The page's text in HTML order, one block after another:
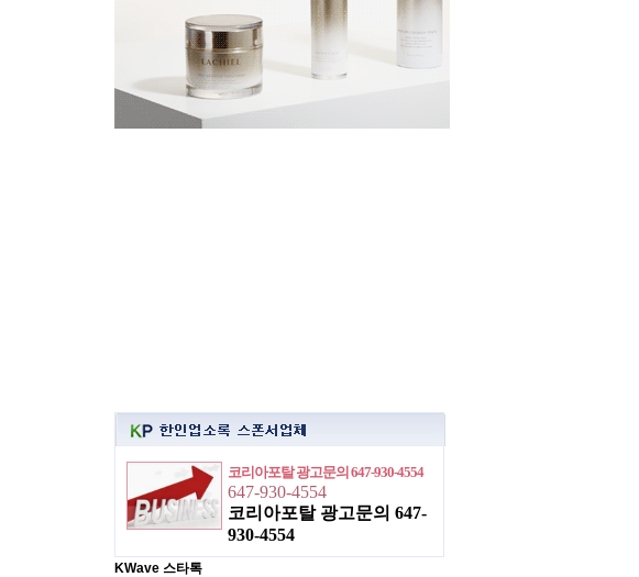
코리아포탈 광고문의 647-930-4554
647-930-4554
코리아포탈 광고문의 647-
930-4554
KWave 스타톡